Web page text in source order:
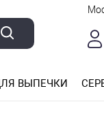
ВЫПЕЧКИ